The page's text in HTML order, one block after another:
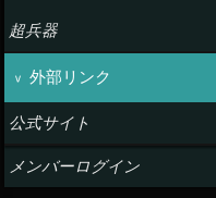
超兵器
外部リンク
公式サイト
メンバーログイン